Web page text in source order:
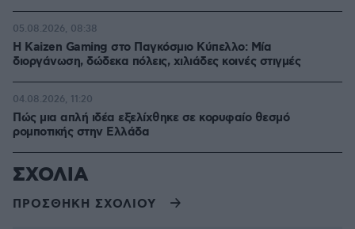
H Kaizen Gaming στο Παγκόσμιο Kύπελλο: Μία
διοργάνωση, δώδεκα πόλεις, χιλιάδες κοινές στιγμές
05.08.2026, 08:38
Πώς μια απλή ιδέα εξελίχθηκε σε κορυφαίο θεσμό
ρομποτικής στην Ελλάδα
04.08.2026, 11:20
ΣΧΟΛΙΑ
ΠΡΟΣΘΗΚΗ ΣΧΟΛΙΟΥ